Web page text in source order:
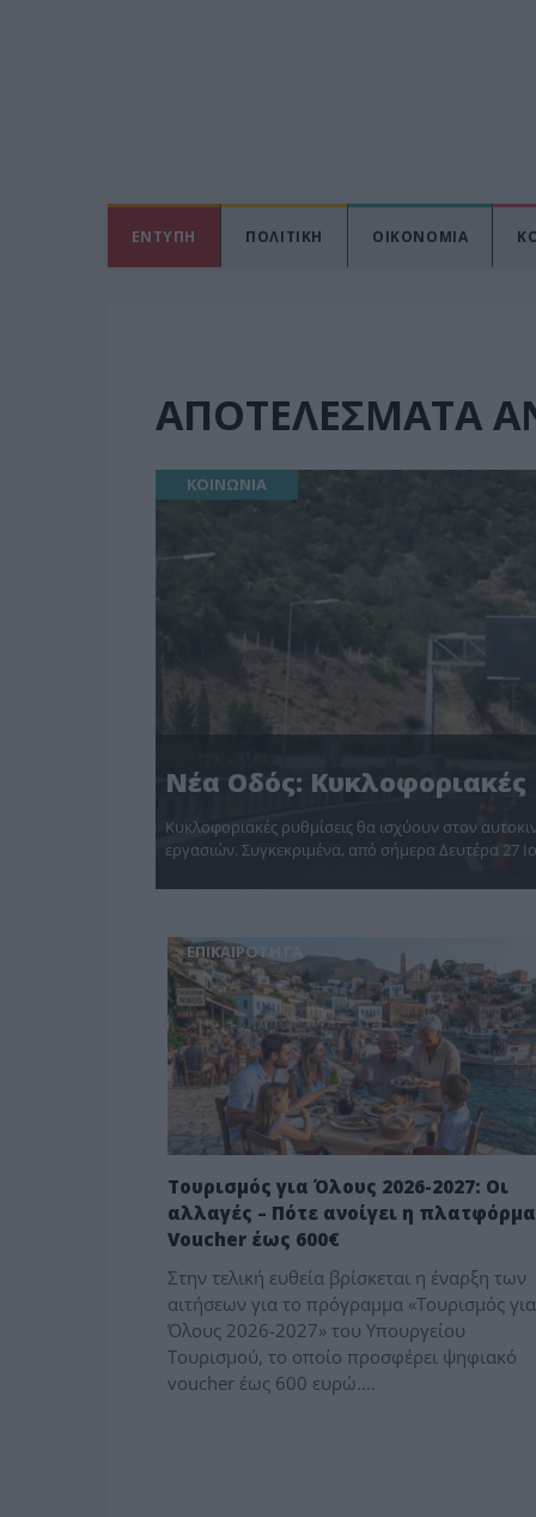
ΕΝΤΥΠΗ ΠΟΛΙΤΙΚΗ ΟΙΚΟΝΟΜΙΑ
ΑΠΟΤΕΛΈΣΜΑΤΑ
ΚΟΙΝΩΝΙΑ
Νέα Οδός: Κυκλοφοριακές
Κυκλοφοριακές ρυθμίσεις θα ισχύουν στον
εργασιών. Συγκεκριμένα, από σήμερα Δευτέρα 27
ΕΠΙΚΑΙΡΟΤΗΤΑ
Τουρισμός για Όλους 2026-2027: Οι
αλλαγές – Πότε ανοίγει η πλατφόρμα
Voucher έως 600€
Στην τελική ευθεία βρίσκεται η έναρξη των
αιτήσεων για το πρόγραμμα «Τουρισμός για
Όλους 2026-2027» του Υπουργείου
Τουρισμού, το οποίο προσφέρει ψηφιακό
voucher έως 600 ευρώ.…